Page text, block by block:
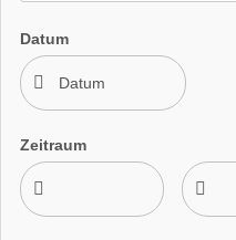
Datum
Zeitraum